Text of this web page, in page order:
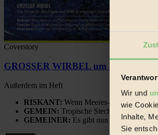
Wir und
wie
Inhalte,
Sie
Coverstory
GROSSER WIRBEL um Versuche,
Außerdem im Heft
RISKANT: Wenn Meeres- und
GEMEIN: Tropische Stechmücken
GEMEINER: Es gibt nun